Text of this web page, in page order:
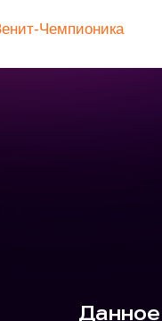
Чемпионика